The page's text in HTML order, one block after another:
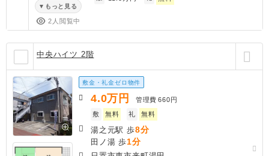
もっと見る
2人閲覧中
中央ハイツ 2階
敷金・礼金ゼロ物件
4.0万円 管理費 660円
敷
無料 礼 無料
湯之元駅 歩8分
田ノ湯 歩1分